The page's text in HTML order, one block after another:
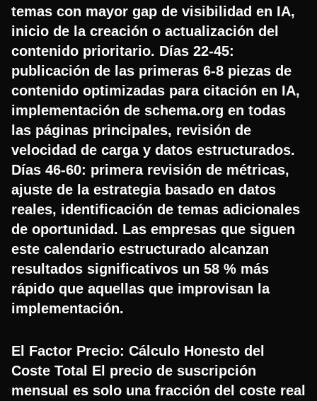
temas con mayor gap de visibilidad en IA,
inicio de la creación o actualización del
contenido prioritario. Días 22-45:
publicación de las primeras 6-8 piezas de
contenido optimizadas para citación en IA,
implementación de schema.org en todas
las páginas principales, revisión de
velocidad de carga y datos estructurados.
Días 46-60: primera revisión de métricas,
ajuste de la estrategia basado en datos
reales, identificación de temas adicionales
de oportunidad. Las empresas que siguen
este calendario estructurado alcanzan
resultados significativos un 58 % más
rápido que aquellas que improvisan la
implementación.
El Factor Precio: Cálculo Honesto del
Coste Total El precio de suscripción
mensual es solo una fracción del coste real